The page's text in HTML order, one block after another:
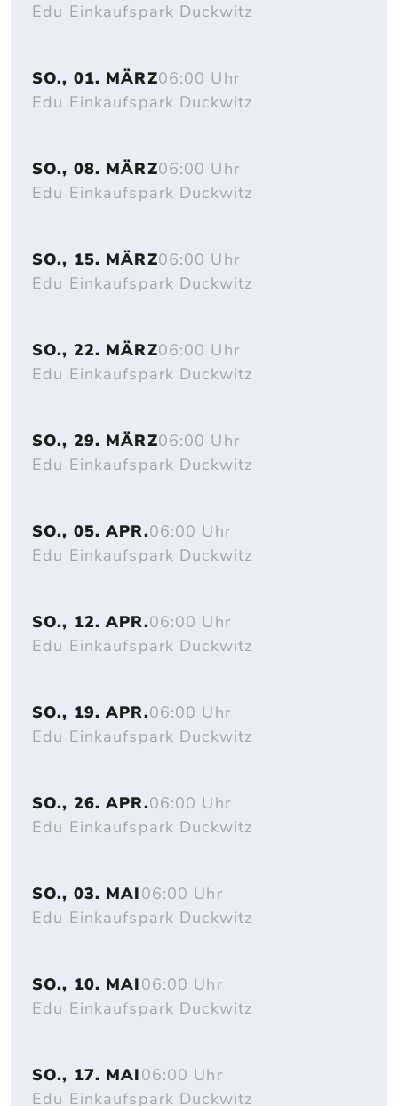
Edu Einkaufspark Duckwitz
SO., 01. MÄRZ06:00 Uhr
Edu Einkaufspark Duckwitz
SO., 08. MÄRZ06:00 Uhr
Edu Einkaufspark Duckwitz
SO., 15. MÄRZ06:00 Uhr
Edu Einkaufspark Duckwitz
SO., 22. MÄRZ06:00 Uhr
Edu Einkaufspark Duckwitz
SO., 29. MÄRZ06:00 Uhr
Edu Einkaufspark Duckwitz
SO., 05. APR.06:00 Uhr
Edu Einkaufspark Duckwitz
SO., 12. APR.06:00 Uhr
Edu Einkaufspark Duckwitz
SO., 19. APR.06:00 Uhr
Edu Einkaufspark Duckwitz
SO., 26. APR.06:00 Uhr
Edu Einkaufspark Duckwitz
SO., 03. MAI06:00 Uhr
Edu Einkaufspark Duckwitz
SO., 10. MAI06:00 Uhr
Edu Einkaufspark Duckwitz
SO., 17. MAI06:00 Uhr
Edu Einkaufspark Duckwitz